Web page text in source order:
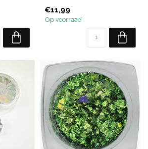
€11,99
Op voorraad